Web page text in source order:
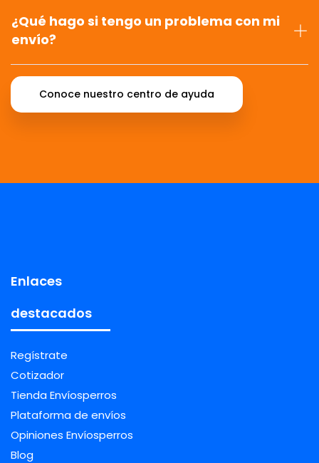
¿Qué hago si tengo un problema con mi
envío?
Conoce nuestro centro de ayuda
Enlaces
destacados
Regístrate
Cotizador
Tienda Envíosperros
Plataforma de envíos
Opiniones Envíosperros
Blog